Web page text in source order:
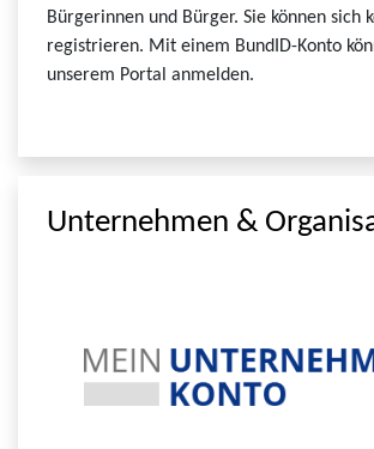
Bürgerinnen und Bürger. Sie können sich
registrieren. Mit einem BundID-Konto
unserem Portal anmelden.
Unternehmen &